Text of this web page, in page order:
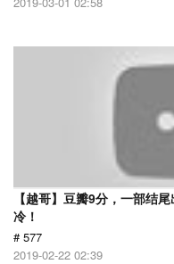
【越哥】豆瓣9分，一部结
冷！
# 577
2019-02-22 02:39